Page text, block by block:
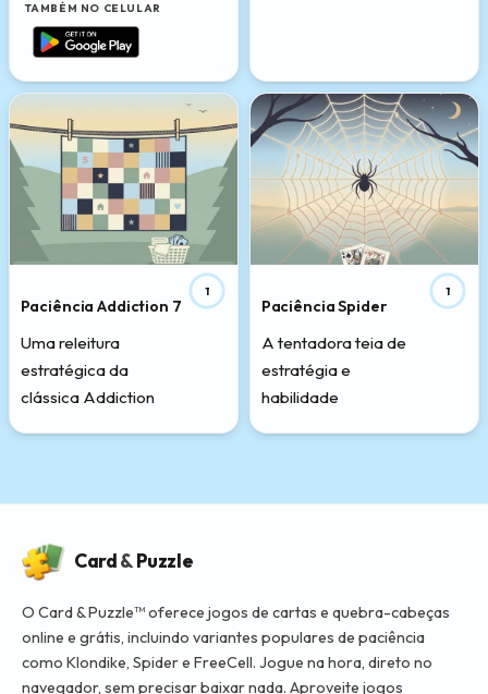
TAMBÉM NO CELULAR
Paciência Addiction 7
Uma releitura
estratégica da
clássica Addiction
1
Paciência Spider
A tentadora teia de
estratégia e
habilidade
1
Card&Puzzle
O Card & Puzzle™ oferece jogos de cartas e quebra-cabeças
online e grátis, incluindo variantes populares de paciência
como Klondike, Spider e FreeCell. Jogue na hora, direto no
navegador, sem precisar baixar nada. Aproveite jogos